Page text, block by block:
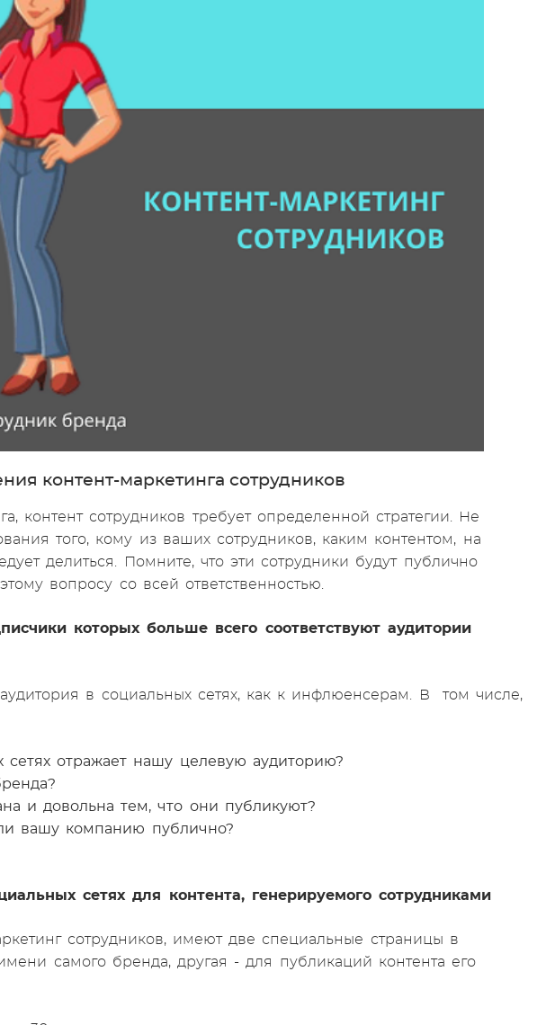
контент-маркетинга сотрудников
контент сотрудников требует определенной стратегии. Не
того, кому из ваших сотрудников, каким контентом, на
делиться. Помните, что эти сотрудники будут публично
вопросу со всей ответственностью.
которых больше всего соответствуют аудитории
в социальных сетях, как к инфлюенсерам. В том числе,
сетях отражает нашу целевую аудиторию?
и довольна тем, что они публикуют?
вашу компанию публично?
сетях для контента, генерируемого сотрудниками
сотрудников, имеют две специальные страницы в
самого бренда, другая - для публикаций контента его